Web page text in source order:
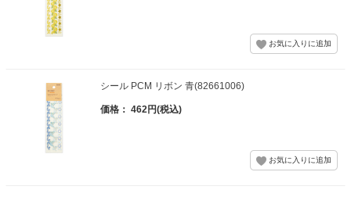
シール PCM リボン 青(82661006)
価格： 462円(税込)